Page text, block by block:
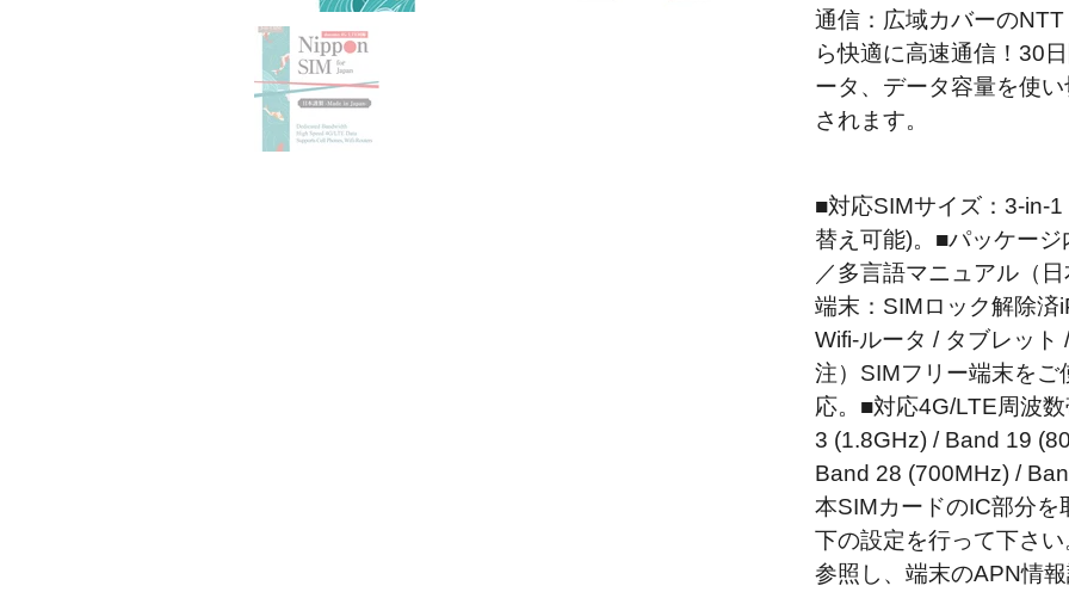
通信：広域カバーの
ら快適に高速通信！30
ータ、データ容量を使
されます。
■対応SIMサイズ：3-in-
替え可能)。■パッケー
／多言語マニュアル（
端末：SIMロック解除
Wifi-ルータ / タブレット
注）SIMフリー端末を
応。■対応4G/LTE周波
3 (1.8GHz) / Band 19
Band 28 (700MHz) /
本SIMカードのIC部分を
下の設定を行って下さ
参照し、端末のAPN情